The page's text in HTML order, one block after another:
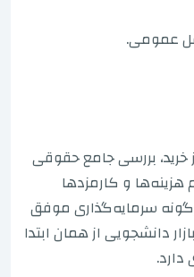
عمومی.
بررسی جامع حقوقی
و کارمزدها
سرمایه‌گذاری موفق
دانشجویی از همان ابتدا